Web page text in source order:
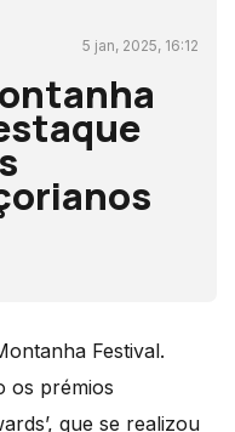
5 jan, 2025, 16:12
Festival.
os prémios
que se realizou